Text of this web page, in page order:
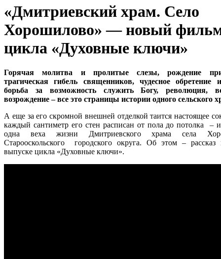
«Дмитриевский храм. Село
Хорошилово» — новый
цикла «Духовные ключи»
Горячая молитва и пролитые слезы, рождение
трагическая гибель священников, чудесное обретение
борьба за возможность служить Богу, революция,
возрождение – все это страницы истории одного сельского
А еще за его скромной внешней отделкой таится настоящее
каждый сантиметр его стен расписан от пола до потолка –
одна веха жизни Дмитриевского храма села
Старооскольского городского округа. Об этом –
выпуске цикла «Духовные ключи».